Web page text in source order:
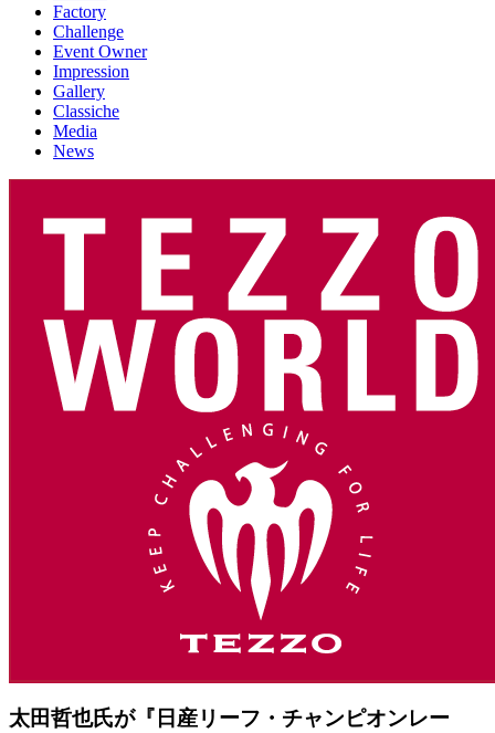
Factory
Challenge
Event Owner
Impression
Gallery
Classiche
Media
News
太田哲也氏が『日産リーフ・チャンピオンレー